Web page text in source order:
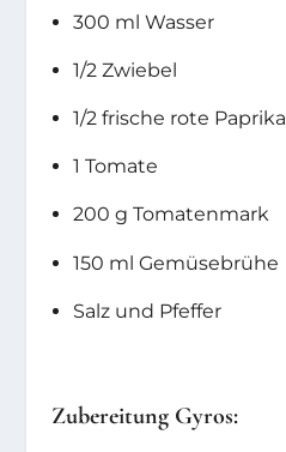
300 ml Wasser
1/2 Zwiebel
1/2 frische rote Paprika
1 Tomate
200 g Tomatenmark
150 ml Gemüsebrühe
Salz und Pfeffer
Zubereitung Gyros: